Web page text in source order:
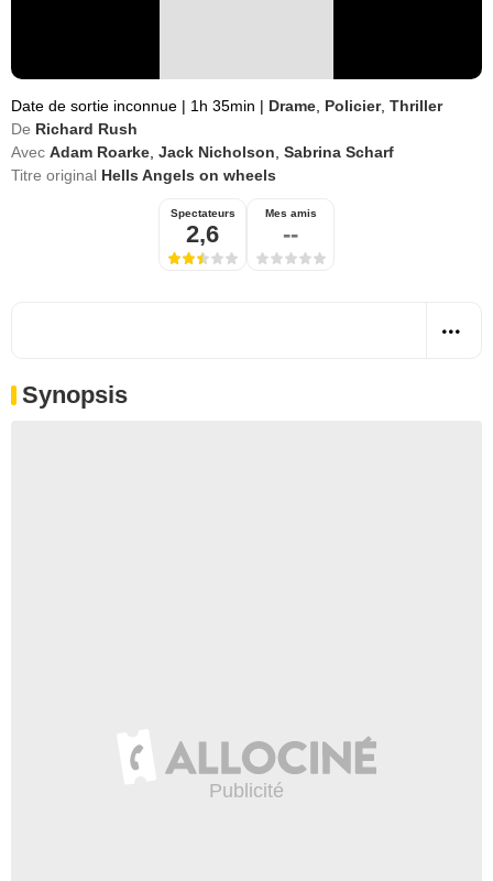
Date de sortie inconnue | 1h 35min | Drame Policier, Thriller
De Richard Rush
Avec Adam Roarke Jack Nicholson Sabrina Scharf
Titre original Hells Angels on wheels
Spectateurs
2,6
Mes amis
--
Synopsis